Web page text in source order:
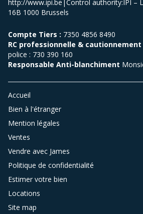
http://www.ipi.be|Control authority:IPI –
16B 1000 Brussels
Compte Tiers : 7350 4856 8490
RC professionnelle & cautionnement
police : 730 390 160
Responsable Anti-blanchiment
Accueil
Bien à l'étranger
Mention légales
Ventes
Vendre avec James
Politique de confidentialité
Estimer votre bien
Locations
Site map